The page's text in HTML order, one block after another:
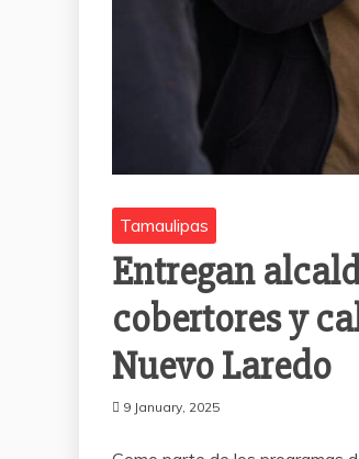
Tamaulipas
Entregan
cobertores y
Nuevo Laredo
9 January, 2025